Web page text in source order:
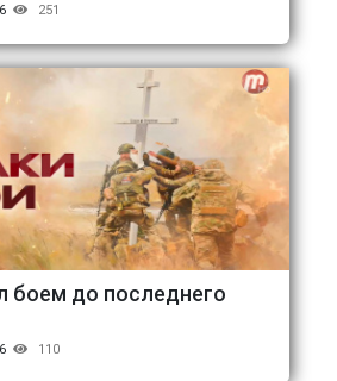
251
боем до последнего
110